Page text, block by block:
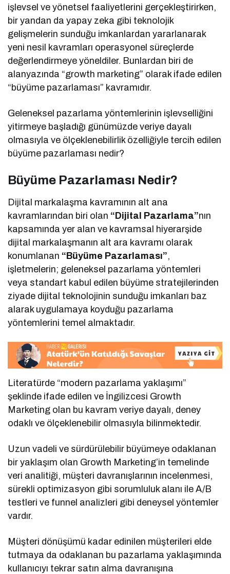
işlevsel ve yönetsel faaliyetlerini gerçekleştirirken,
bir yandan da yapay zeka gibi teknolojik
gelişmelerin sunduğu imkanlardan yararlanarak
yeni nesil kavramları operasyonel süreçlerde
değerlendirmeye yöneldiler. Bunlardan biri de
alanyazında “growth marketing” olarak ifade edilen
“büyüme pazarlaması” kavramıdır.
Geleneksel pazarlama yöntemlerinin işlevselliğini
yitirmeye başladığı günümüzde veriye dayalı
olmasıyla ve ölçeklenebilirlik özelliğiyle tercih edilen
büyüme pazarlaması nedir?
Büyüme Pazarlaması Nedir?
Dijital markalaşma kavramının alt ana
kavramlarından biri olan “Dijital Pazarlama”nın
kapsamında yer alan ve kavramsal hiyerarşide
dijital markalaşmanın alt ara kavramı olarak
konumlanan “Büyüme Pazarlaması”,
işletmelerin; geleneksel pazarlama yöntemleri
veya standart kabul edilen büyüme stratejilerinden
ziyade dijital teknolojinin sunduğu imkanları baz
alarak uygulamaya koyduğu pazarlama
yöntemlerini temel almaktadır.
Literatürde “modern pazarlama yaklaşımı”
şeklinde ifade edilen ve İngilizcesi Growth
Marketing olan bu kavram veriye dayalı, deney
odaklı ve ölçeklenebilir olmasıyla bilinmektedir.
Uzun vadeli ve sürdürülebilir büyümeye odaklanan
bir yaklaşım olan Growth Marketing’in temelinde
veri analitiği, müşteri davranışlarının incelenmesi,
sürekli optimizasyon gibi sorumluluk alanı ile A/B
testleri ve funnel analizleri gibi deneysel yöntemler
vardır.
Müşteri dönüşümü kadar edinilen müşterileri elde
tutmaya da odaklanan bu pazarlama yaklaşımında
kullanıcıyı tekrar satın alma davranışına